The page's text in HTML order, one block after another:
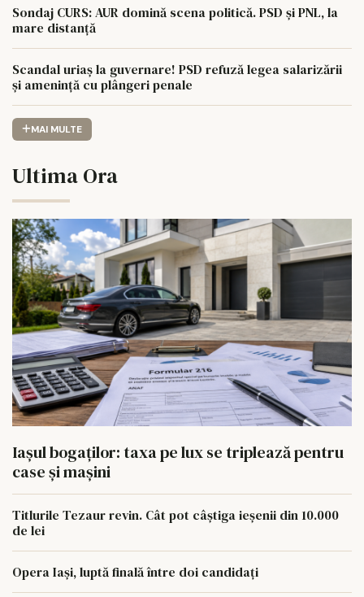
Sondaj CURS: AUR domină scena politică. PSD și PNL, la
mare distanță
Scandal uriaș la guvernare! PSD refuză legea salarizării
și amenință cu plângeri penale
MAI MULTE
Ultima Ora
Iașul bogaților: taxa pe lux se triplează pentru
case și mașini
Titlurile Tezaur revin. Cât pot câștiga ieșenii din 10.000
de lei
Opera Iași, luptă finală între doi candidați